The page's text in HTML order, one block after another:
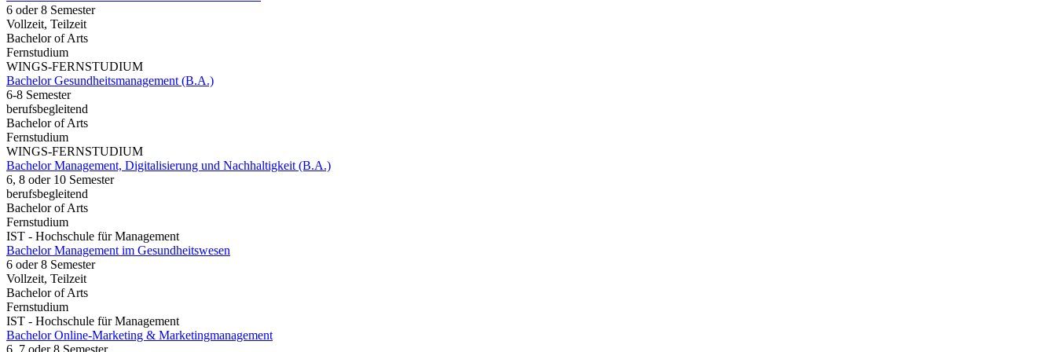
6 oder 8 Semester
Vollzeit, Teilzeit
Bachelor of Arts
Fernstudium
WINGS-FERNSTUDIUM
Bachelor Gesundheitsmanagement (B.A.)
6-8 Semester
berufsbegleitend
Bachelor of Arts
Fernstudium
WINGS-FERNSTUDIUM
Bachelor Management, Digitalisierung und Nachhaltigkeit (B.A.)
6, 8 oder 10 Semester
berufsbegleitend
Bachelor of Arts
Fernstudium
IST - Hochschule für Management
Bachelor Management im Gesundheitswesen
6 oder 8 Semester
Vollzeit, Teilzeit
Bachelor of Arts
Fernstudium
IST - Hochschule für Management
Bachelor Online-Marketing & Marketingmanagement